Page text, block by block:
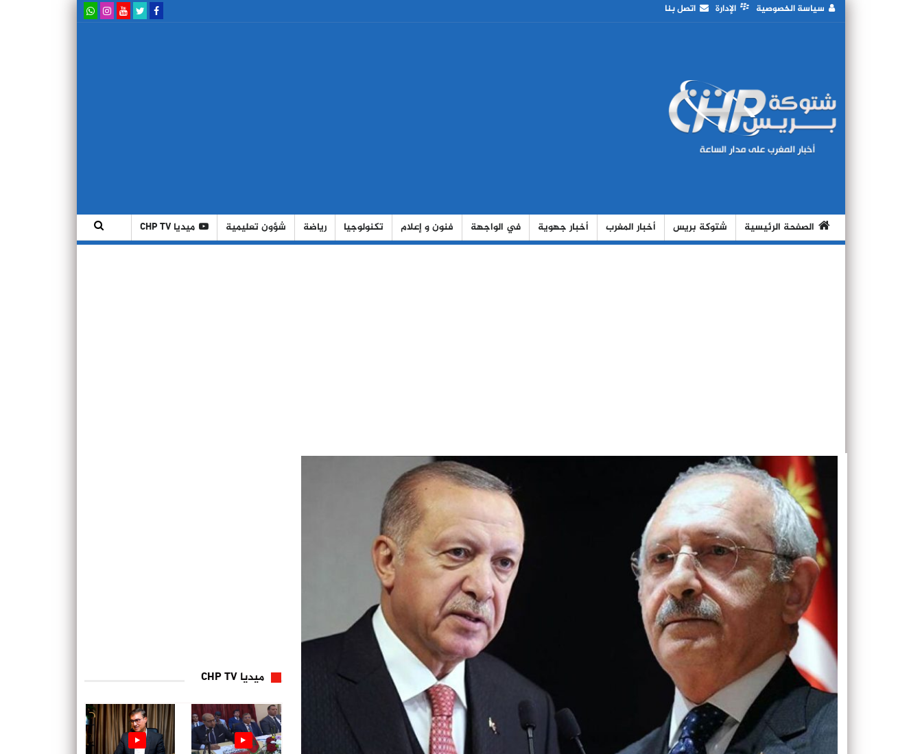
سياسة الخصوصية الإدارة اتصل بنا
الصفحة الرئيسية شتوكة بريس أخبار المغرب أخبار جهوية في الواجهة فنون و إعلام تكنولوجيا رياضة شؤون تعليمية ميديا CHP TV
ميديا CHP TV